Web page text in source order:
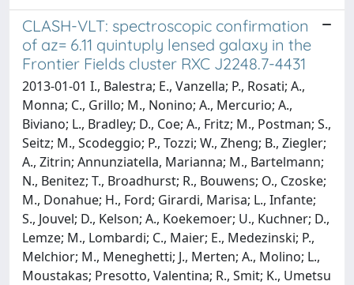
CLASH-VLT: spectroscopic confirmation
of az= 6.11 quintuply lensed galaxy in the
Frontier Fields cluster RXC J2248.7-4431
2013-01-01 I., Balestra; E., Vanzella; P., Rosati; A.,
Monna; C., Grillo; M., Nonino; A., Mercurio; A.,
Biviano; L., Bradley; D., Coe; A., Fritz; M., Postman; S.,
Seitz; M., Scodeggio; P., Tozzi; W., Zheng; B., Ziegler;
A., Zitrin; Annunziatella, Marianna; M., Bartelmann;
N., Benitez; T., Broadhurst; R., Bouwens; O., Czoske;
M., Donahue; H., Ford; Girardi, Marisa; L., Infante;
S., Jouvel; D., Kelson; A., Koekemoer; U., Kuchner; D.,
Lemze; M., Lombardi; C., Maier; E., Medezinski; P.,
Melchior; M., Meneghetti; J., Merten; A., Molino; L.,
Moustakas; Presotto, Valentina; R., Smit; K., Umetsu